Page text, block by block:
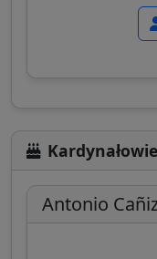
Antonio